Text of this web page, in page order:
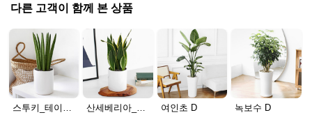
다른 고객이 함께 본 상품
스투키_테이블용 D
산세베리아_테이블용 H
여인초 D
녹보수 D